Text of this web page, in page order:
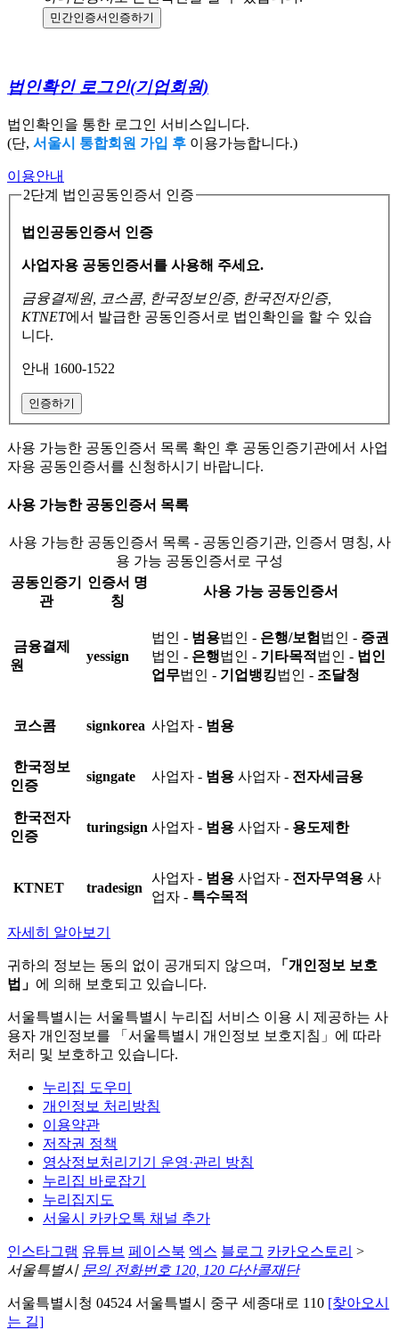
민간인증서 인증하기
법인확인 로그인(기업회원)
법인확인을 통한 로그인 서비스입니다.
(단, 서울시 통합회원 가입 후 이용가능합니다.)
이용안내
2단계 법인공동인증서 인증
법인공동인증서 인증
사업자용 공동인증서를 사용해 주세요.
금융결제원, 코스콤, 한국정보인증, 한국전자인증,
KTNET에서 발급한 공동인증서로 법인확인을 할 수 있습
니다.
안내 1600-1522
인증하기
사용 가능한 공동인증서 목록 확인 후 공동인증기관에서 사업
자용 공동인증서를 신청하시기 바랍니다.
사용 가능한 공동인증서 목록
사용 가능한 공동인증서 목록 - 공동인증기관, 인증서 명칭, 사
용 가능 공동인증서로 구성
공동인증기
관
인증서 명
칭
사용 가능 공동인증서
금융결제
원
yessign
법인 - 범용법인 - 은행/보험 법인 - 증권
법인 - 은행법인 - 기타목적 법인 - 법인
업무법인 - 기업뱅킹법인 - 조달청
코스콤 signkorea 사업자 - 범용
한국정보
인증
signgate 사업자 - 범용 사업자 - 전자세금용
한국전자
인증
turingsign 사업자 - 범용 사업자 - 용도제한
KTNET tradesign
사업자 - 범용 사업자 - 전자무역용 사
업자 - 특수목적
자세히 알아보기
귀하의 정보는 동의 없이 공개되지 않으며,
「개인정보 보호
법」 에 의해 보호되고 있습니다.
서울특별시는 서울특별시 누리집 서비스 이용 시 제공하는 사
용자 개인정보를 「서울특별시 개인정보 보호지침」에 따라
처리 및 보호하고 있습니다.
누리집 도우미
개인정보 처리방침
이용약관
저작권 정책
영상정보처리기기 운영·관리 방침
누리집 바로잡기
누리집지도
서울시 카카오톡 채널 추가
인스타그램 유튜브 페이스북 엑스 블로그 카카오스토리 >
서울특별시 문의 전화번호 120, 120 다산콜재단
서울특별시청 04524 서울특별시 중구 세종대로 110 [찾아오시
는 길]